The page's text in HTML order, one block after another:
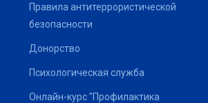
Правила антитеррористической
безопасности
Донорство
Психологическая служба
Онлайн-курс "Профилактика